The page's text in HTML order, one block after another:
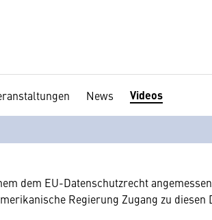
News Videos
dem EU-Datenschutzrecht
Regierung Zugang zu diesen